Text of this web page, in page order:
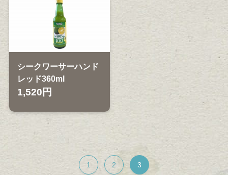
シークワーサーハンド
レッド360ml
1,520円
1 2 3